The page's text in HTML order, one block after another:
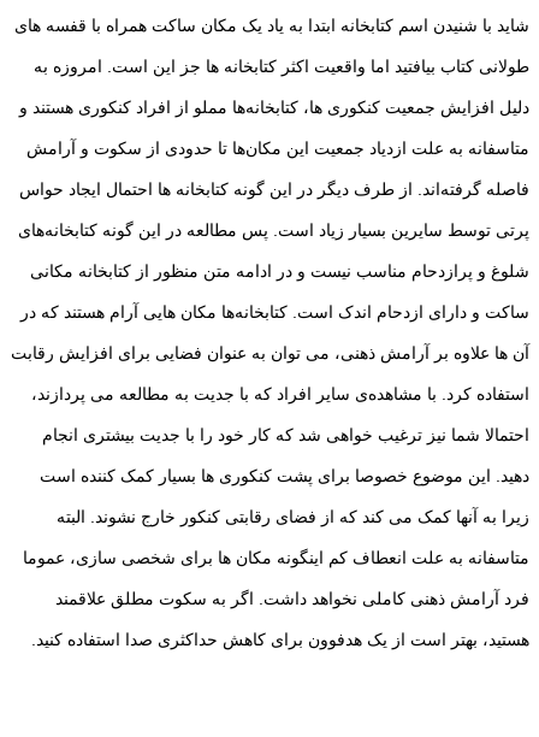
شاید با شنیدن اسم کتابخانه ابتدا به یاد یک مکان ساکت همراه با قفسه های
طولانی کتاب بیافتید اما واقعیت اکثر کتابخانه ها جز این است. امروزه به
دلیل افزایش جمعیت کنکوری ها، کتابخانه‌ها مملو از افراد کنکوری هستند و
متاسفانه به علت ازدیاد جمعیت این مکان‌ها تا حدودی از سکوت و آرامش
فاصله گرفته‌اند. از طرف دیگر در این گونه کتابخانه ها احتمال ایجاد حواس
پرتی توسط سایرین بسیار زیاد است. پس مطالعه در این گونه کتابخانه‌های
شلوغ و پرازدحام مناسب نیست و در ادامه متن منظور از کتابخانه مکانی
ساکت و دارای ازدحام اندک است. کتابخانه‌ها مکان هایی آرام هستند که در
آن ها علاوه بر آرامش ذهنی، می توان به عنوان فضایی برای افزایش رقابت
استفاده کرد. با مشاهده‌ی سایر افراد که با جدیت به مطالعه می پردازند،
احتمالا شما نیز ترغیب خواهی شد که کار خود را با جدیت بیشتری انجام
دهید. این موضوع خصوصا برای پشت کنکوری ها بسیار کمک کننده است
زیرا به آنها کمک می کند که از فضای رقابتی کنکور خارج نشوند. البته
متاسفانه به علت انعطاف کم اینگونه مکان ها برای شخصی سازی، عموما
فرد آرامش ذهنی کاملی نخواهد داشت. اگر به سکوت مطلق علاقمند
هستید، بهتر است از یک هدفوون برای کاهش حداکثری صدا استفاده کنید.